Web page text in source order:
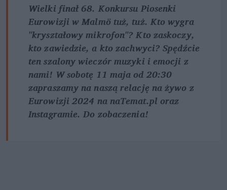
Wielki finał 68. Konkursu Piosenki
Eurowizji w Malmö tuż, tuż. Kto wygra
"kryształowy mikrofon"? Kto zaskoczy,
kto zawiedzie, a kto zachwyci? Spędźcie
ten szalony wieczór muzyki i emocji z
nami! W sobotę 11 maja od 20:30
zapraszamy na naszą relację na żywo z
Eurowizji 2024 na naTemat.pl oraz
Instagramie. Do zobaczenia!